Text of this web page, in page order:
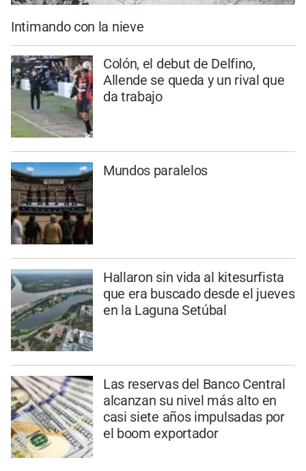
Intimando con la nieve
Colón, el debut de Delfino,
Allende se queda y un rival que
da trabajo
Mundos paralelos
Hallaron sin vida al kitesurfista
que era buscado desde el jueves
en la Laguna Setúbal
Las reservas del Banco Central
alcanzan su nivel más alto en
casi siete años impulsadas por
el boom exportador